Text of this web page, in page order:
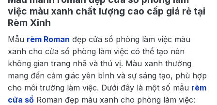
việc màu xanh chất lượng cao cấp giá rẻ tại
Rèm Xinh
Mẫu rèm Roman đẹp cửa sổ phòng làm việc màu
xanh cho cửa sổ phòng làm việc có thể tạo nên
không gian trang nhã và thú vị. Màu xanh thường
mang đến cảm giác yên bình và sự sáng tạo, phù hợp
cho môi trường làm việc. Dưới đây là một số mẫu rèm
cửa sổ Roman đẹp màu xanh cho phòng làm việc: